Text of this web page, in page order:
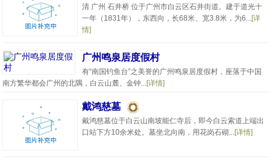
清 广州 石井桥 位于广州市白云区石井街道。建于道光十
一年（1831年），东西向，长68米、宽3.8米，为6...[详
情]
广州鸣泉居度假村
有“南国钓鱼台”之美誉的广州鸣泉居度假村，座落于中国
南方繁华都会广州的北隅，白云山麓、金钟...[详情]
戴鸿慈墓
戴鸿慈墓位于白云山南坡能仁寺后，即今白云索道上端出
口站下方10余米处。墓坐北向南，用花岗石砌...[详情]